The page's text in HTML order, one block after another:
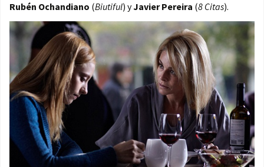
Rubén Ochandiano (Biutiful) yJavier Pereira (8 Citas).